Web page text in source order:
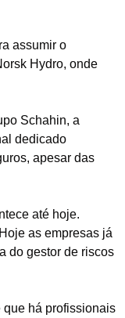
assumir o
Hydro, onde
Schahin, a
dedicado
apesar das
até hoje.
as empresas já
do gestor de riscos
que há profissionais